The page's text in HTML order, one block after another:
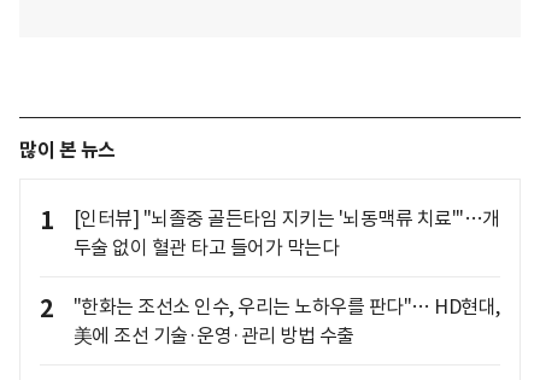
많이 본 뉴스
1
[인터뷰] "뇌졸중 골든타임 지키는 '뇌동맥류 치료'"…개
두술 없이 혈관 타고 들어가 막는다
2
"한화는 조선소 인수, 우리는 노하우를 판다"… HD현대,
美에 조선 기술·운영·관리 방법 수출